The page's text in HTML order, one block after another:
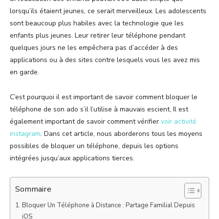
lorsqu’ils étaient jeunes, ce serait merveilleux. Les adolescents
sont beaucoup plus habiles avec la technologie que les
enfants plus jeunes. Leur retirer leur téléphone pendant
quelques jours ne les empêchera pas d’accéder à des
applications ou à des sites contre lesquels vous les avez mis
en garde.
C’est pourquoi il est important de savoir comment bloquer le
téléphone de son ado s’il l’utilise à mauvais escient, Il est
également important de savoir comment vérifier voir activité
instagram. Dans cet article, nous aborderons tous les moyens
possibles de bloquer un téléphone, depuis les options
intégrées jusqu’aux applications tierces.
Sommaire
Bloquer Un Téléphone à Distance : Partage Familial Depuis
iOS